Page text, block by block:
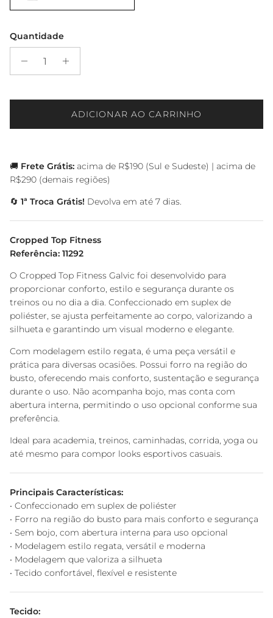
Quantidade
ADICIONAR AO CARRINHO
🚚 Frete Grátis: acima de R$190 (Sul e Sudeste) | acima de
R$290 (demais regiões)
🔄 1ª Troca Grátis! Devolva em até 7 dias.
Cropped Top Fitness
Referência: 11292
O Cropped Top Fitness Galvic foi desenvolvido para
proporcionar conforto, estilo e segurança durante os
treinos ou no dia a dia. Confeccionado em suplex de
poliéster, se ajusta perfeitamente ao corpo, valorizando a
silhueta e garantindo um visual moderno e elegante.
Com modelagem estilo regata, é uma peça versátil e
prática para diversas ocasiões. Possui forro na região do
busto, oferecendo mais conforto, sustentação e segurança
durante o uso. Não acompanha bojo, mas conta com
abertura interna, permitindo o uso opcional conforme sua
preferência.
Ideal para academia, treinos, caminhadas, corrida, yoga ou
até mesmo para compor looks esportivos casuais.
Principais Características:
• Confeccionado em suplex de poliéster
• Forro na região do busto para mais conforto e segurança
• Sem bojo, com abertura interna para uso opcional
• Modelagem estilo regata, versátil e moderna
• Modelagem que valoriza a silhueta
• Tecido confortável, flexível e resistente
Tecido: